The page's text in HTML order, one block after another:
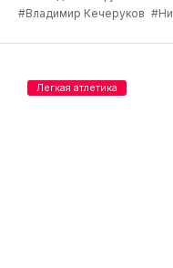
#Владимир Кечеруков
Легкая атлетика